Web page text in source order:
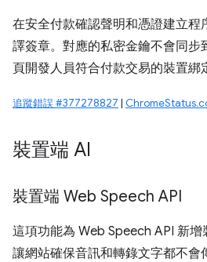
在安全付款確認聲明和憑證建立程
譯簽章。對應的私密金鑰不會同步
頁開發人員符合付款交易的裝置綁
追蹤錯誤 #377278827 |
裝置端 AI
裝置端 Web Speech API
這項功能為 Web Speech API 新增
讓網站確保音訊和轉錄文字都不會